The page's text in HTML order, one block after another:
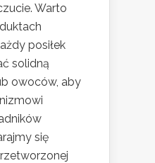
Warto
posiłek
solidną
owoców, aby
się